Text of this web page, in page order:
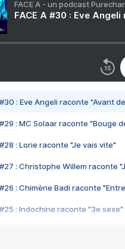
FACE A - un podcast
FACE A #30 : Eve
#30 : Eve Angeli raconte "Avant
#29 : MC Solaar raconte "Bouge
#28 : Lorie raconte "Je vais vite"
#27 : Christophe Willem raconte
#26 : Chimène Badi raconte
#25 : Indochine raconte "3e sexe"